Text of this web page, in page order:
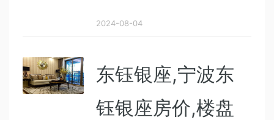
2024-08-04
东钰银座,宁波东
钰银座房价,楼盘